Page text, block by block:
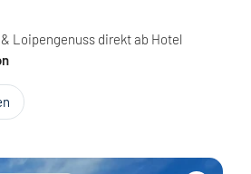
Loipengenuss direkt ab Hotel